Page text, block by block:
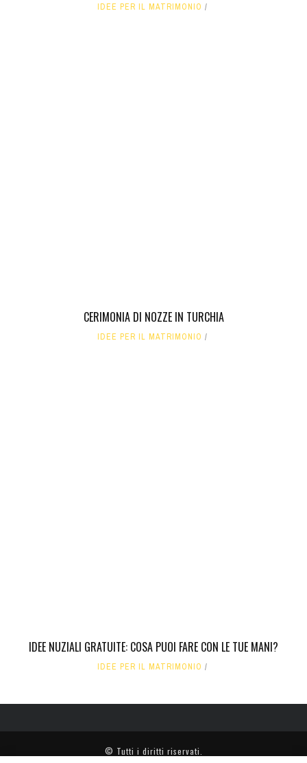
IDEE PER IL MATRIMONIO
CERIMONIA DI NOZZE IN TURCHIA
IDEE PER IL MATRIMONIO
IDEE NUZIALI GRATUITE: COSA PUOI FARE CON LE TUE MANI?
IDEE PER IL MATRIMONIO
© Tutti i diritti riservati.